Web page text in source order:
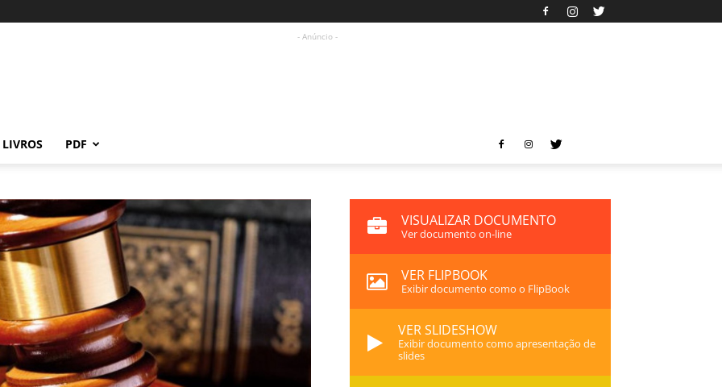
- Anúncio -
LIVROS PDF
VISUALIZAR DOCUMENTO
Ver documento on-line
VER FLIPBOOK
Exibir documento como o FlipBook
VER SLIDESHOW
Exibir documento como apresentação de
slides